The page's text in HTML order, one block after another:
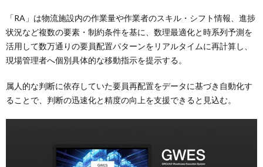
「RA」は物流施設内の作業量や作業者のスキル・シフト情報、進捗
状況など複数の要素・制約条件を基に、数理最適化と時系列予測を
活用して数万通りの要員配置パターンをリアルタイムに再計算し、
現場管理者へ個別具体的な移動指示を提示する。
属人的な判断に依存していた要員再配置をデータに基づき自動化す
ることで、判断の迅速化と精度の向上を支援できると見込む。